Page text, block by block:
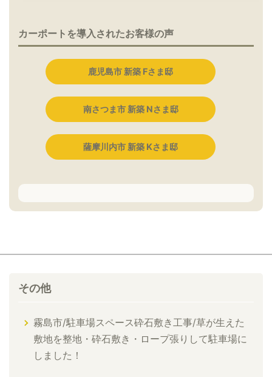
カーポートを導入されたお客様の声
鹿児島市 新築 Fさま邸
南さつま市 新築 Nさま邸
薩摩川内市 新築 Kさま邸
その他
霧島市/駐車場スペース砕石敷き工事/草が生えた
敷地を整地・砕石敷き・ロープ張りして駐車場に
しました！